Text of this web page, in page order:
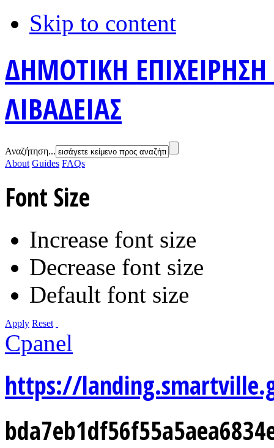
Skip to content
ΔΗΜΟΤΙΚΗ
ΛΙΒΑΔΕΙΑΣ
Αναζήτηση...
About Guides FAQs
Font Size
Increase font size
Decrease font size
Default font size
Apply Reset
Cpanel
https://